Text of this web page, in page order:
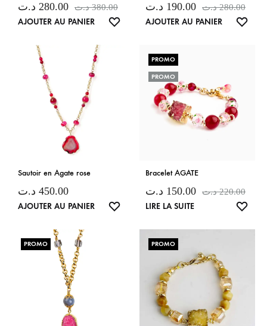
280.00 د.ت 380.00 د.ت
AJOUTER AU PANIER
190.00 د.ت 280.00 د.ت
AJOUTER AU PANIER
Sautoir en Agate rose
450.00 د.ت
AJOUTER AU PANIER
PROMO
PROMO
Bracelet AGATE
150.00 د.ت 220.00 د.ت
LIRE LA SUITE
PROMO PROMO